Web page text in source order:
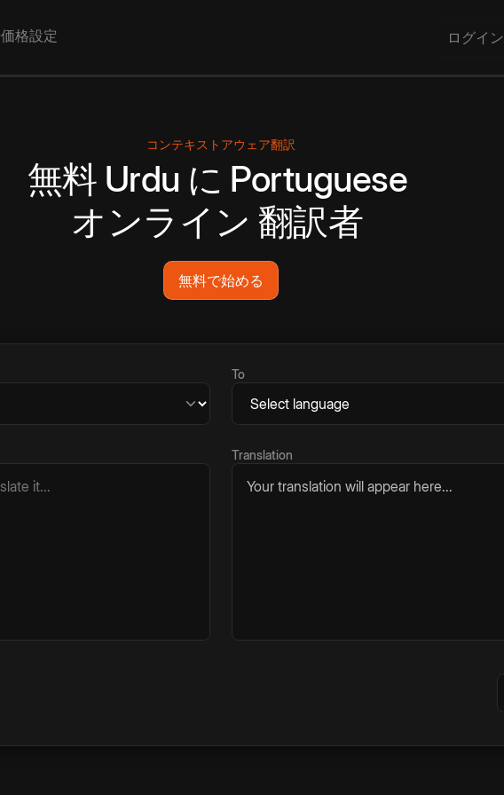
価格設定 ログイン
コンテキストアウェア翻訳
無料 Urdu に Portuguese
オンライン 翻訳者
無料で始める
To
Translation
Your translation will appear here...